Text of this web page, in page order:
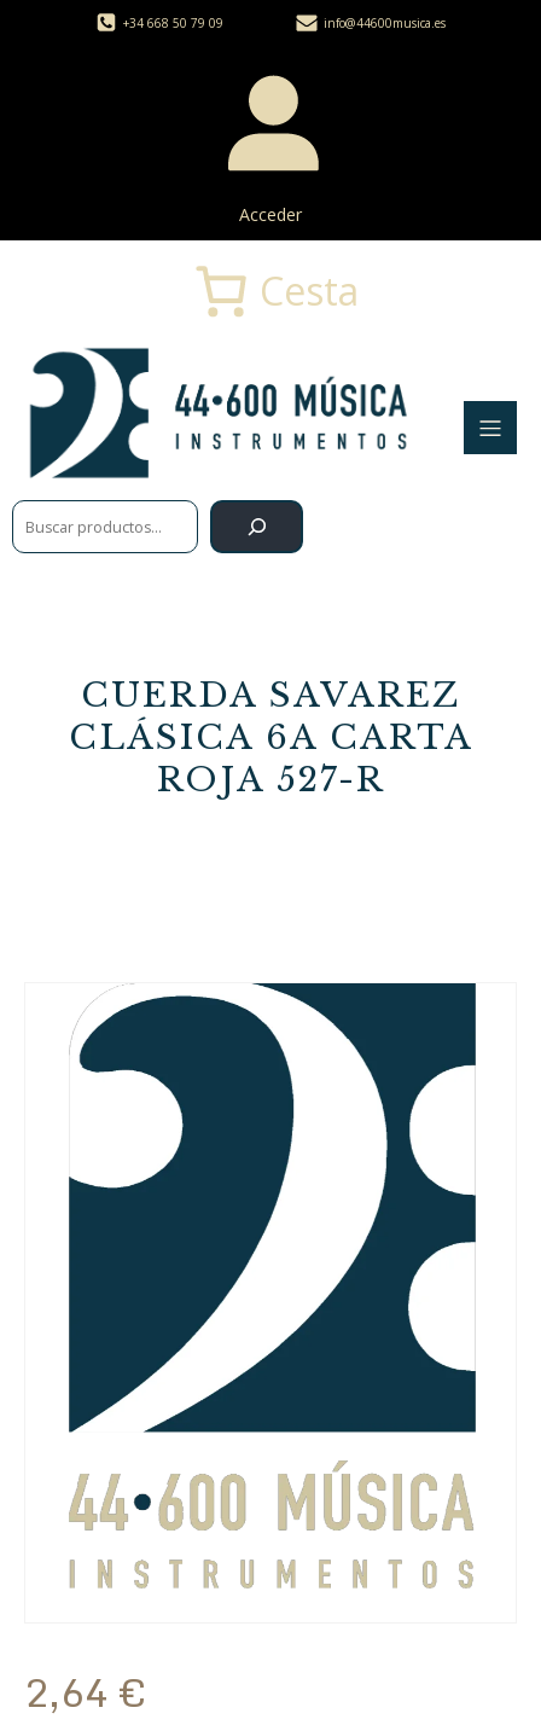
+34 668 50 79 09 info@44600musica.es
Acceder
Buscar
Cesta
CUERDA SAVAREZ
CLÁSICA 6A CARTA
ROJA 527-R
2,64 €